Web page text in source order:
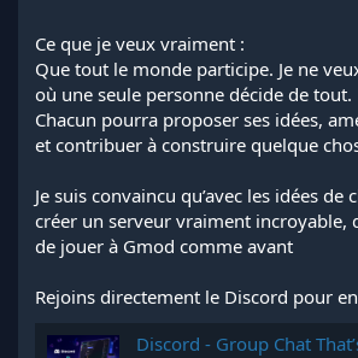
Ce que je veux vraiment :
Que tout le monde participe. Je ne
où une seule personne décide de tout.
Chacun pourra proposer ses idées,
et contribuer à construire quelque
Je suis convaincu qu’avec les idées de
créer un serveur vraiment incroyable,
de jouer à Gmod comme avant
Rejoins directement le Discord pour